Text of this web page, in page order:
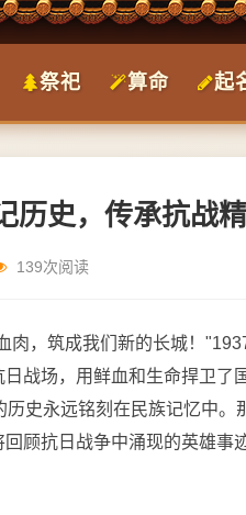
祭祀 算命 起
历史，传承抗战
139次阅读
肉，筑成我们新的长城！
战场，用鲜血和生命捍卫了
史永远铭刻在民族记忆中。
顾抗日战争中涌现的英雄事